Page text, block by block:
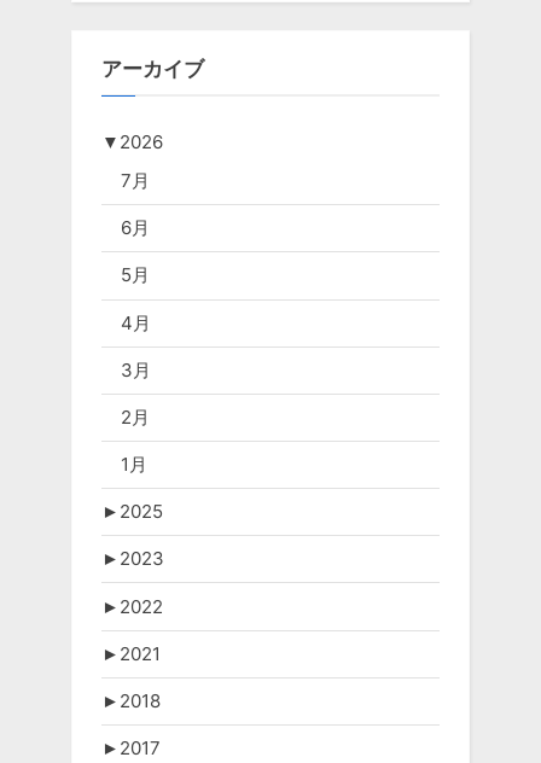
アーカイブ
▼ 2026
7月
6月
5月
4月
3月
2月
1月
► 2025
► 2023
► 2022
► 2021
► 2018
► 2017